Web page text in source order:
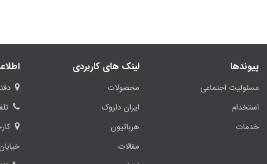
تلفن
خیابان 58 بن بست آبان، چهارم غربی
لینک های کاربردی
محصولات
ایران داروک
هرباتیون
مقالات
پیوندها
مسئولیت اجتماعی
استخدام
خدمات